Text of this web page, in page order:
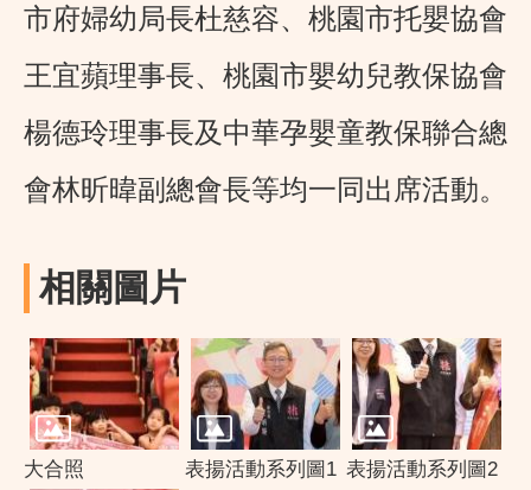
市府婦幼局長杜慈容、桃園市托嬰協會
王宜蘋理事長、桃園市嬰幼兒教保協會
楊德玲理事長及中華孕嬰童教保聯合總
會林昕暐副總會長等均一同出席活動。
相關圖片
大合照 表揚活動系列圖1 表揚活動系列圖2